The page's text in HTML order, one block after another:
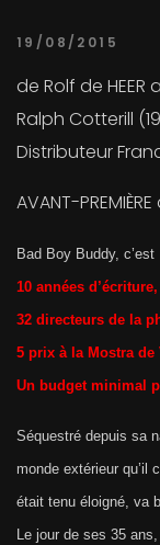
19/08/2015
de Rolf de
Ralph Cotterill
Distributeur
AVANT-
Bad Boy Buddy, c’est
10 années d’écriture,
32 directeurs de la
5 prix à la Mostra de
Un budget minimal
Séquestré depuis sa
monde extérieur qu’il
était tenu éloigné, va
Le jour de ses 35